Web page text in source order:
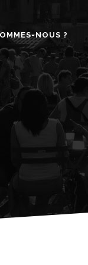
NOUS ?